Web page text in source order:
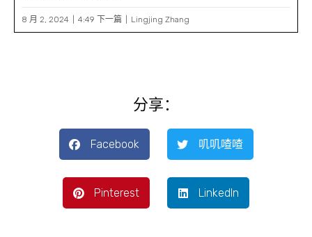
8 月 2, 2024 4:49 下一篇 Lingjing Zhang
分享：
Facebook 叽叽喳喳
Pinterest LinkedIn